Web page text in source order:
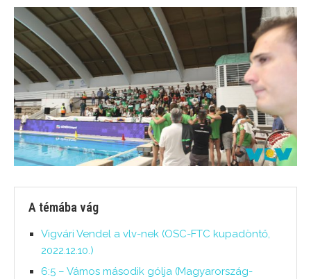
A témába vág
Vigvári Vendel a vlv-nek (OSC-FTC kupadöntő,
2022.12.10.)
6:5 – Vámos második gólja (Magyarország-